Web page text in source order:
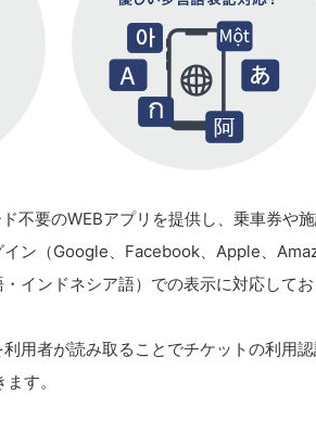
不要のWEBアプリを提供し、乗車券や
ン（Google、Facebook、Apple、
インドネシア語）での表示に対応して
用者が読み取ることでチケットの利用
す。